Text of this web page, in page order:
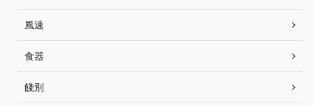
風速
食器
餞別